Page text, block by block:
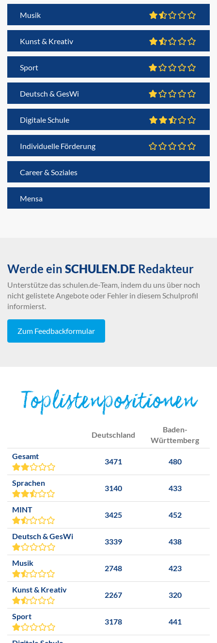
Musik
Kunst & Kreativ
Sport
Deutsch & GesWi
Digitale Schule
Individuelle Förderung
Career & Soziales
Mensa
Werde ein SCHULEN.DE Redakteur
Unterstütze das schulen.de-Team, indem du uns über noch
nicht gelistete Angebote oder Fehler in diesem Schulprofil
informierst.
Zum Feedbackformular
Toplistenpositionen
Deutschland
Baden-
Württemberg
Gesamt
3471 480
Sprachen
3140 433
MINT
3425 452
Deutsch & GesWi
3339 438
Musik
2748 423
Kunst & Kreativ
2267 320
Sport
3178 441